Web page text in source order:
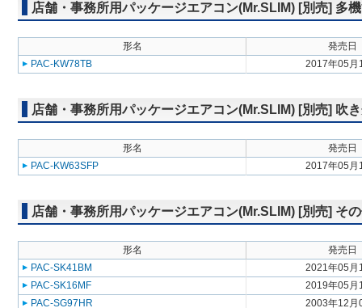
店舗・事務所用パッケージエアコン(Mr.SLIM) [別売] 多
形名
発売日
PAC-KW78TB
2017年05月
店舗・事務所用パッケージエアコン(Mr.SLIM) [別売] 吹
形名
発売日
PAC-KW63SFP
2017年05月
店舗・事務所用パッケージエアコン(Mr.SLIM) [別売] そ
形名
発売日
PAC-SK41BM
2021年05月
PAC-SK16MF
2019年05月
PAC-SG97HR
2003年12月